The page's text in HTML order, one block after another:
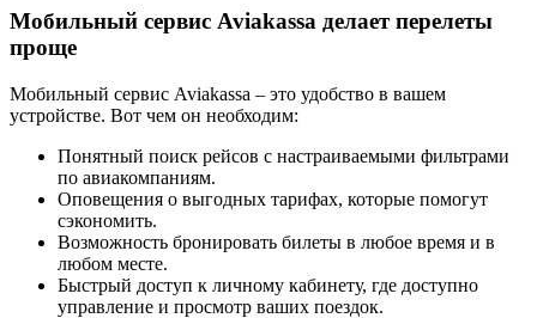
Мобильный сервис Aviakassa делает перелеты
проще
Мобильный сервис Aviakassa – это удобство в вашем
устройстве. Вот чем он необходим:
Понятный поиск рейсов с настраиваемыми фильтрами
по авиакомпаниям.
Оповещения о выгодных тарифах, которые помогут
сэкономить.
Возможность бронировать билеты в любое время и в
любом месте.
Быстрый доступ к личному кабинету, где доступно
управление и просмотр ваших поездок.